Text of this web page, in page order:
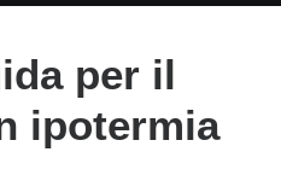
per il
ipotermia